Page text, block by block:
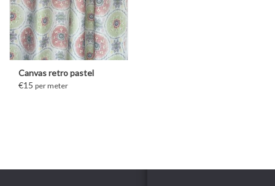
Canvas retro pastel
€15 per meter